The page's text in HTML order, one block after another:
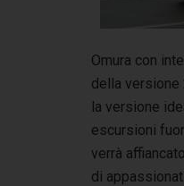
Omura con
della versione
la versione
escursioni
verrà
di